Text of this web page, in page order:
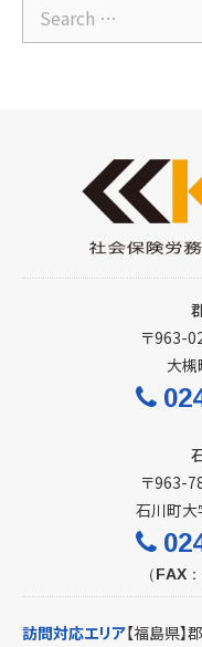
for:
〒963-
大槻
〒963-
石川町
（FAX
訪問対応エリア【福島県】